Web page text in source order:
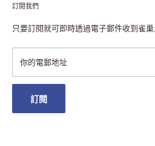
私隱聲明
註冊NESCAFÉ® Dolce Gusto®咖啡機
退貨或更換
常見問題
雀巢會員獎賞
澳門地區送貨
訂閱我們
只要訂閱就可即時透過電子郵件收到雀
你的電郵地址
訂閱